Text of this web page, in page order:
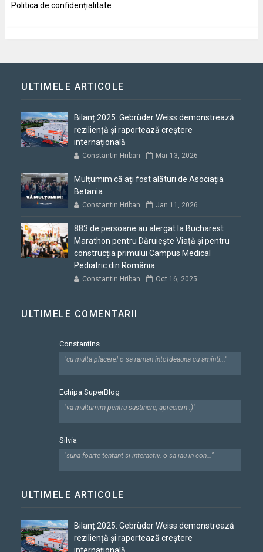
Politica de confidențialitate
ULTIMELE ARTICOLE
Bilanț 2025: Gebrüder Weiss demonstrează
reziliență și raportează creștere
internațională
Constantin Hriban Mar 13, 2026
Mulțumim că ați fost alături de Asociația
Betania
Constantin Hriban Jan 11, 2026
883 de persoane au alergat la Bucharest
Marathon pentru Dăruiește Viață și pentru
construcția primului Campus Medical
Pediatric din România
Constantin Hriban Oct 16, 2025
ULTIMELE COMENTARII
Constantins
"cu multa placere! o sa raman intotdeauna cu aminti..."
Echipa SuperBlog
"va multumim pentru sustinere, apreciem :)"
Silvia
"suna foarte tentant si interactiv. o sa iau in con..."
ULTIMELE ARTICOLE
Bilanț 2025: Gebrüder Weiss demonstrează
reziliență și raportează creștere